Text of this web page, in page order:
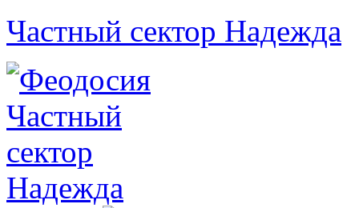
Частный сектор Надежда